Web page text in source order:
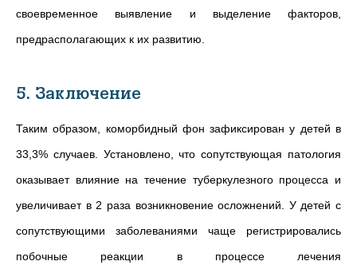
своевременное выявление и выделение факторов,
предрасполагающих к их развитию.
5. Заключение
Таким образом, коморбидный фон зафиксирован у детей в
33,3% случаев. Установлено, что сопутствующая патология
оказывает влияние на течение туберкулезного процесса и
увеличивает в 2 раза возникновение осложнений. У детей с
сопутствующими заболеваниями чаще регистрировались
побочные реакции в процессе лечения